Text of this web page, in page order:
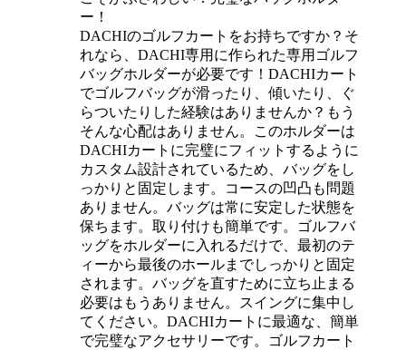
DACHIのゴルフカートをお持ちですか？そ
れなら、DACHI専用に作られた専用ゴルフ
バッグホルダーが必要です！DACHIカート
でゴルフバッグが滑ったり、傾いたり、ぐ
らついたりした経験はありませんか？もう
そんな心配はありません。このホルダーは
DACHIカートに完璧にフィットするように
カスタム設計されているため、バッグをし
っかりと固定します。コースの凹凸も問題
ありません。バッグは常に安定した状態を
保ちます。取り付けも簡単です。ゴルフバ
ッグをホルダーに入れるだけで、最初のテ
ィーから最後のホールまでしっかりと固定
されます。バッグを直すために立ち止まる
必要はもうありません。スイングに集中し
てください。DACHIカートに最適な、簡単
で完璧なアクセサリーです。ゴルフカート